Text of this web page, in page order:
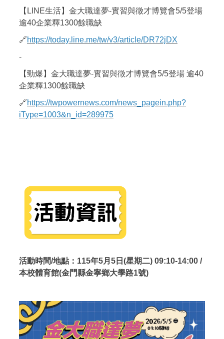
【LINE生活】金大職達夢-實習與徵才博覽會5/5登場
逾40企業釋1300餘職缺
🔗https://today.line.me/tw/v3/article/DR72jDX
-
【勁爆】金大職達夢-實習與徵才博覽會5/5登場 逾40
企業釋1300餘職缺
🔗https://twpowernews.com/news_pagein.php?
iType=1003&n_id=289975
活動時間/地點：115年5月5日(星期二) 09:10-14:00 /
本校體育館(金門縣金寧鄉大學路1號)